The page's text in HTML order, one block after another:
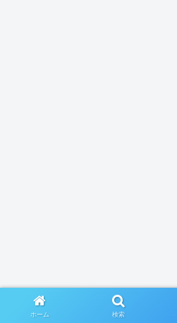
ホーム 検索